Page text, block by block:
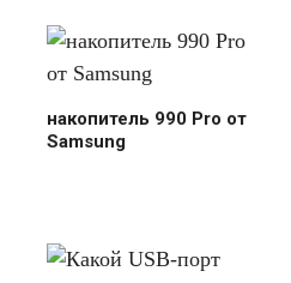
накопитель 990 Pro от
Samsung